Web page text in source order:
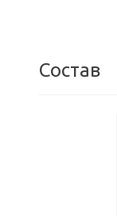
Состав